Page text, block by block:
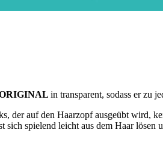
in transparent, sodass er zu
der auf den Haarzopf ausgeübt wird,
spielend leicht aus dem Haar lösen